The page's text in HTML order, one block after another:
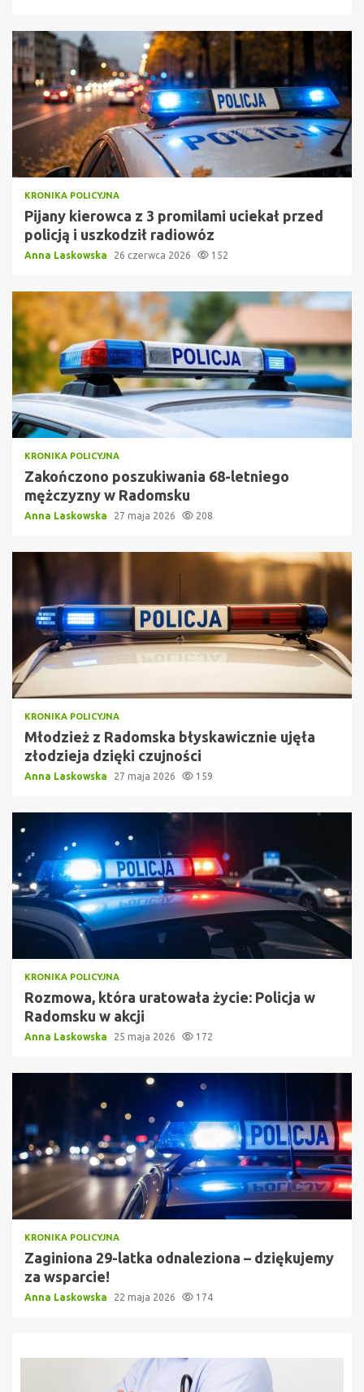
KRONIKA POLICYJNA
Pijany kierowca z 3 promilami uciekał przed
policją i uszkodził radiowóz
Anna Laskowska 26 czerwca 2026 152
KRONIKA POLICYJNA
Zakończono poszukiwania 68-letniego
mężczyzny w Radomsku
Anna Laskowska 27 maja 2026 208
KRONIKA POLICYJNA
Młodzież z Radomska błyskawicznie ujęła
złodzieja dzięki czujności
Anna Laskowska 27 maja 2026 159
KRONIKA POLICYJNA
Rozmowa, która uratowała życie: Policja w
Radomsku w akcji
Anna Laskowska 25 maja 2026 172
KRONIKA POLICYJNA
Zaginiona 29-latka odnaleziona – dziękujemy
za wsparcie!
Anna Laskowska 22 maja 2026 174